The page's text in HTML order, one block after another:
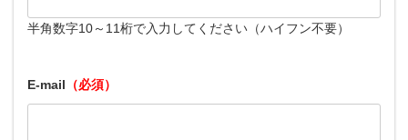
半角数字10～11桁で入力してください（ハイフン不要）
E-mail （必須）